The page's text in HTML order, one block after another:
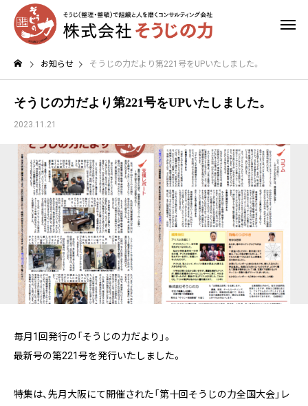
お知らせ そうじの力だより第221号をUPいたしました。
そうじの力だより第221号をUPいたしました。
2023.11.21
毎月1回発行の「そうじの力だより」。
最新号の第221号を発行いたしました。
特集は、先月大阪にて開催された「第十回そうじの力全国大会」レ